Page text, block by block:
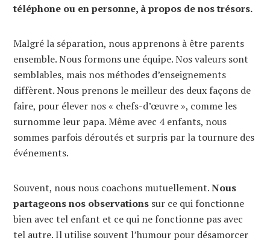
téléphone ou en personne, à propos de nos trésors.
Malgré la séparation, nous apprenons à être parents
ensemble. Nous formons une équipe. Nos valeurs sont
semblables, mais nos méthodes d’enseignements
diffèrent. Nous prenons le meilleur des deux façons de
faire, pour élever nos « chefs-d’œuvre », comme les
surnomme leur papa. Même avec 4 enfants, nous
sommes parfois déroutés et surpris par la tournure des
événements.
Souvent, nous nous coachons mutuellement.Nous
partageons nos observations sur ce qui fonctionne
bien avec tel enfant et ce qui ne fonctionne pas avec
tel autre. Il utilise souvent l’humour pour désamorcer